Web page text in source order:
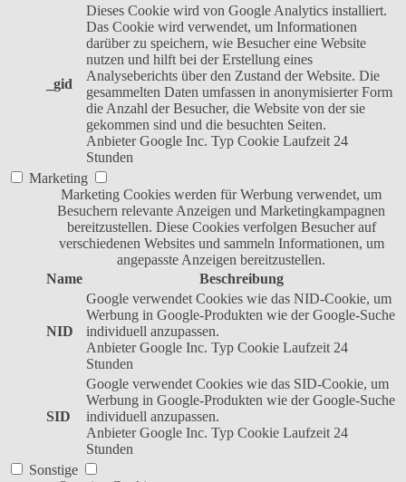
_gid
Dieses Cookie wird von Google Analytics installiert.
Das Cookie wird verwendet, um Informationen
darüber zu speichern, wie Besucher eine Website
nutzen und hilft bei der Erstellung eines
Analyseberichts über den Zustand der Website. Die
gesammelten Daten umfassen in anonymisierter Form
die Anzahl der Besucher, die Website von der sie
gekommen sind und die besuchten Seiten.
Anbieter Google Inc. Typ Cookie Laufzeit 24
Stunden
Marketing
Marketing Cookies werden für Werbung verwendet, um
Besuchern relevante Anzeigen und Marketingkampagnen
bereitzustellen. Diese Cookies verfolgen Besucher auf
verschiedenen Websites und sammeln Informationen, um
angepasste Anzeigen bereitzustellen.
Name
Beschreibung
NID
Google verwendet Cookies wie das NID-Cookie, um
Werbung in Google-Produkten wie der Google-Suche
individuell anzupassen.
Anbieter Google Inc. Typ Cookie Laufzeit 24
Stunden
SID
Google verwendet Cookies wie das SID-Cookie, um
Werbung in Google-Produkten wie der Google-Suche
individuell anzupassen.
Anbieter Google Inc. Typ Cookie Laufzeit 24
Stunden
Sonstige